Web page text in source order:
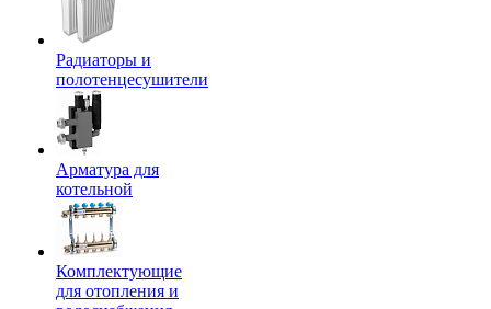
Радиаторы и
полотенцесушители
Арматура для
котельной
Комплектующие
для отопления и